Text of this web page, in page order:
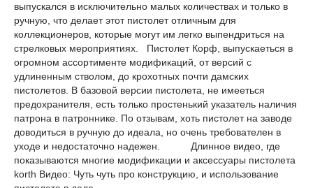
выпускался в исключительно малых количествах и только в
ручную, что делает этот пистолет отличным для
коллекционеров, которые могут им легко выпендриться на
стрелковых мероприятиях.
Пистолет Корф, выпускаеться в
огромном ассортименте модификаций, от версий с
удлиненным стволом, до крохотных почти дамских
пистолетов. В базовой версии пистолета, не имееться
предохранителя, есть только простенький указатель наличия
патрона в патроннике. По отзывам, хоть пистолет на заводе
доводиться в ручную до идеала, но очень требователен в
уходе и недостаточно надежен.
Длинное видео, где
показываются многие модификации и аксессуары пистолета
korth Видео: Чуть чуть про конструкцию, и использование